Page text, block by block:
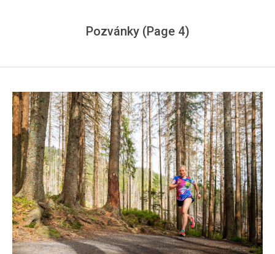
Pozvánky (Page 4)